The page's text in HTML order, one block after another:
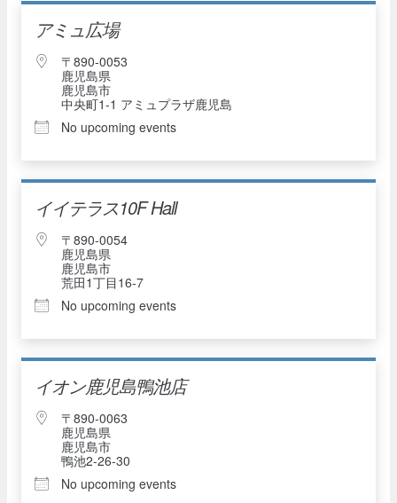
アミュ広場
〒890-0053
鹿児島県
鹿児島市
中央町1-1 アミュプラザ鹿児島
No upcoming events
イイテラス10F Hall
〒890-0054
鹿児島県
鹿児島市
荒田1丁目16-7
No upcoming events
イオン鹿児島鴨池店
〒890-0063
鹿児島県
鹿児島市
鴨池2-26-30
No upcoming events